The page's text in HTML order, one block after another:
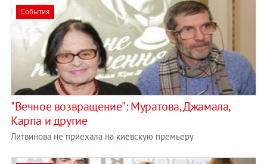
События
"Вечное возвращение": Муратова, Джамала,
Карпа и другие
Литвинова не приехала на киевскую премьеру